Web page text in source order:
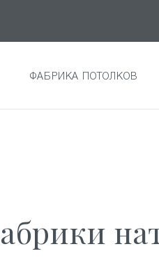
ФАБРИКА ПОТОЛКОВ